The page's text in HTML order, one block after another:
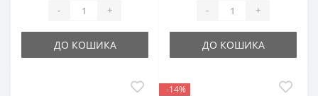
- +
ДО КОШИКА
- +
ДО КОШИКА
-14%